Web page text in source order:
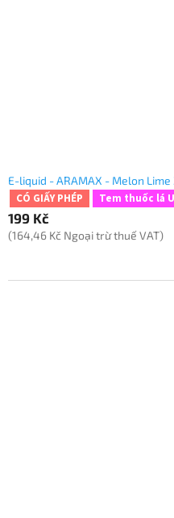
E-liquid - ARAMAX - Melon Lime
CÓ GIẤY PHÉP Tem thuốc lá U
199 Kč
(164,46 Kč Ngoại trừ thuế VAT)